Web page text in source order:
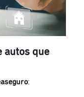
autos que
: